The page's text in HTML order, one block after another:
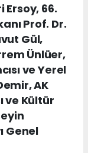
Ersoy, 66.
Prof. Dr.
Gül,
Ünlüer,
ve Yerel
AK
ve Kültür
Genel